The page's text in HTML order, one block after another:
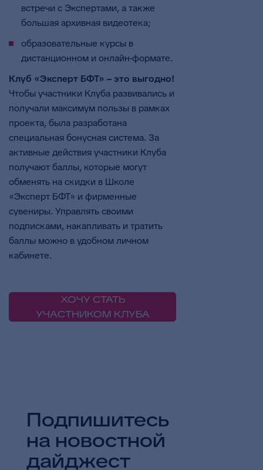
встречи с Экспертами, а также
большая архивная видеотека;
образовательные курсы в
дистанционном и онлайн-формате.
Клуб «Эксперт БФТ» – это выгодно!
Чтобы участники Клуба развивались и
получали максимум пользы в рамках
проекта, была разработана
специальная бонусная система. За
активные действия участники Клуба
получают баллы, которые могут
обменять на скидки в Школе
«Эксперт БФТ» и фирменные
сувениры. Управлять своими
подписками, накапливать и тратить
баллы можно в удобном личном
кабинете.
ХОЧУ СТАТЬ
УЧАСТНИКОМ КЛУБА
Подпишитесь
на новостной
дайджест